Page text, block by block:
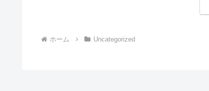
ホーム Uncategorized